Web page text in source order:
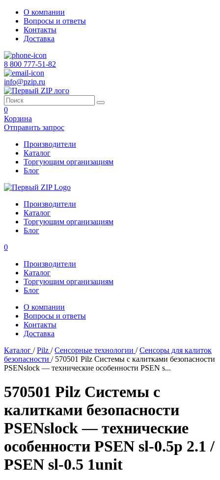
О компании
Вопросы и ответы
Контакты
Доставка
8 800 777-51-82
info@pzip.ru
0
Корзина
Отправить запрос
Производители
Каталог
Торгующим организациям
Блог
Производители
Каталог
Торгующим организациям
Блог
0
Производители
Каталог
Торгующим организациям
Блог
О компании
Вопросы и ответы
Контакты
Доставка
Каталог /Pilz /Сенсорные технологии /Сенсоры для калиток
безопасности / 570501 Pilz Системы с калитками безопасности
PSENslock — технические особенности PSEN s...
570501 Pilz Системы с
калитками безопасности
PSENslock — технические
особенности PSEN sl-0.5p 2.1 /
PSEN sl-0.5 1unit